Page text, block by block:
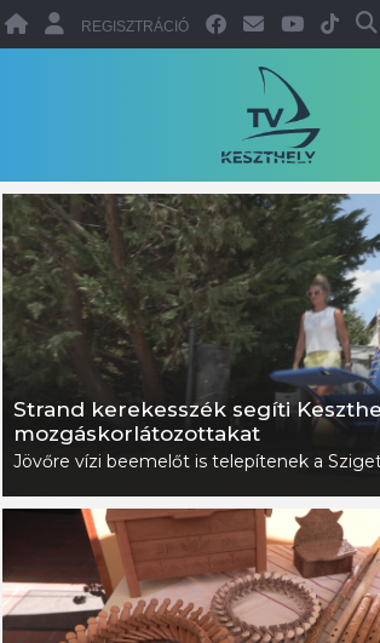
REGISZTRÁCIÓ
Strand kerekesszék segíti
mozgáskorlátozottakat
Jövőre vízi beemelőt is telepítenek a